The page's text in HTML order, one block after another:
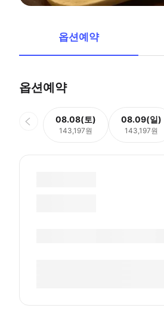
옵션예약
옵션예약
08.08(토)
143,197원
08.09(일)
143,197원